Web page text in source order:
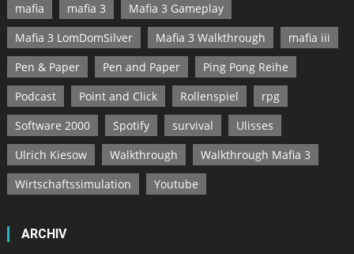
mafia
mafia 3
Mafia 3 Gameplay
Mafia 3 LomDomSilver
Mafia 3 Walkthrough
mafia iii
Pen & Paper
Pen and Paper
Ping Pong Reihe
Podcast
Point and Click Rollenspiel
rpg
Software 2000
Spotify survival
Ulisses
Ulrich Kiesow
Walkthrough
Walkthrough Mafia 3
Wirtschaftssimulation
Youtube
ARCHIV